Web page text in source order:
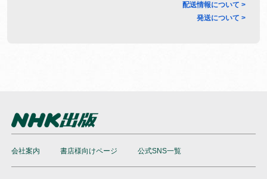
配送情報について >
発送について >
会社案内 書店様向けページ 公式SNS一覧